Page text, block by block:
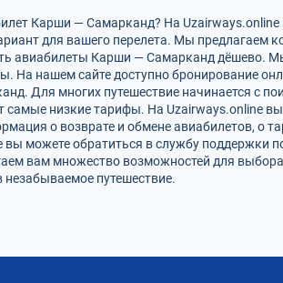
Карши — Самарканд? На
для вашего перелета. Мы предлагаем
авиабилеты Карши — Самарканд дёшево.
На нашем сайте доступно бронирование
Для многих путешествие начинается с
самые низкие тарифы. На Uzairways.online
о возврате и обмене авиабилетов, о
вы можете обратиться в службу поддержки
вам множество возможностей для
незабываемое путешествие.